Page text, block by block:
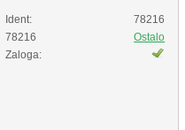
Ident:
78216
78216
Ostalo
Zaloga: